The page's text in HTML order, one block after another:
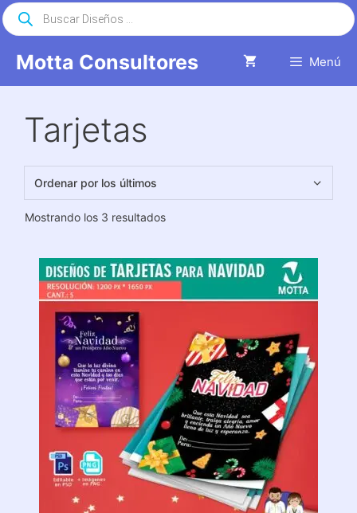
Saltar
al
Motta Consultores Menú
Búsqueda
de
productos
Tarjetas
Mostrando los 3 resultadosOrdenado
últimos